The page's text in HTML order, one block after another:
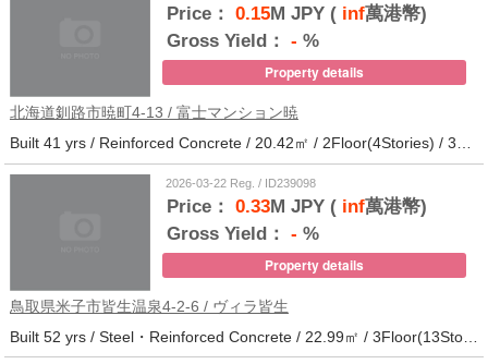
Price： 0.15M JPY (inf萬港幣)
Gross Yield： - %
Property details
北海道釧路市暁町4-13 / 富士マンション暁
Built 41 yrs / Reinforced Concrete / 20.42㎡ / 2Floor(4Stories) / 32Units / Distance from the station.33
2026-03-22 Reg. / ID239098
Price： 0.33M JPY (inf萬港幣)
Gross Yield： - %
Property details
鳥取県米子市皆生温泉4-2-6 / ヴィラ皆生
Built 52 yrs / Steel・Reinforced Concrete / 22.99㎡ / 3Floor(13Stories) / 138Units / Distance from the station.